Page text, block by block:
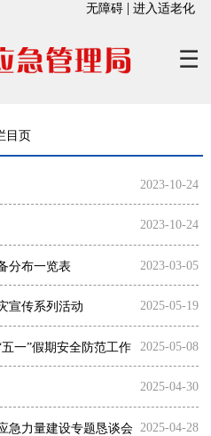
无障碍 |进入适老化
☰
目页
2023-10-24
2023-10-24
分布一览表 2023-03-05
宣传系列活动 2025-05-19
一”假期安全防范工作 2025-05-08
2025-04-30
急力量建设专题恳谈会 2025-04-28